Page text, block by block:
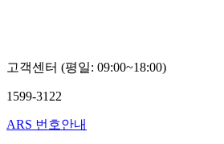
고객센터 (평일: 09:00~18:00)
1599-3122
ARS 번호안내